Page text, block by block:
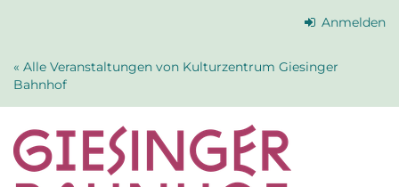
springen
Anmelden
« Alle Veranstaltungen von Kulturzentrum Giesinger
Bahnhof